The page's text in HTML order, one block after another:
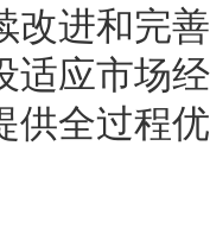
改进和完
适应市场
供全过程